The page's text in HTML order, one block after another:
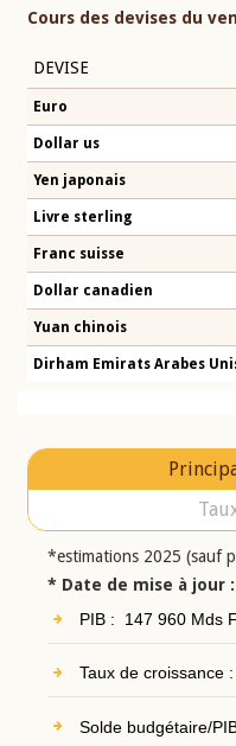
Cours des devises du
DEVISE
Euro
Dollar us
Yen japonais
Livre sterling
Franc suisse
Dollar canadien
Yuan chinois
Dirham Emirats Arabes
*estimations 2025 (sauf
* Date de mise à jour :
PIB : 147 960 Mds
Taux de croissance
Solde budgétaire/